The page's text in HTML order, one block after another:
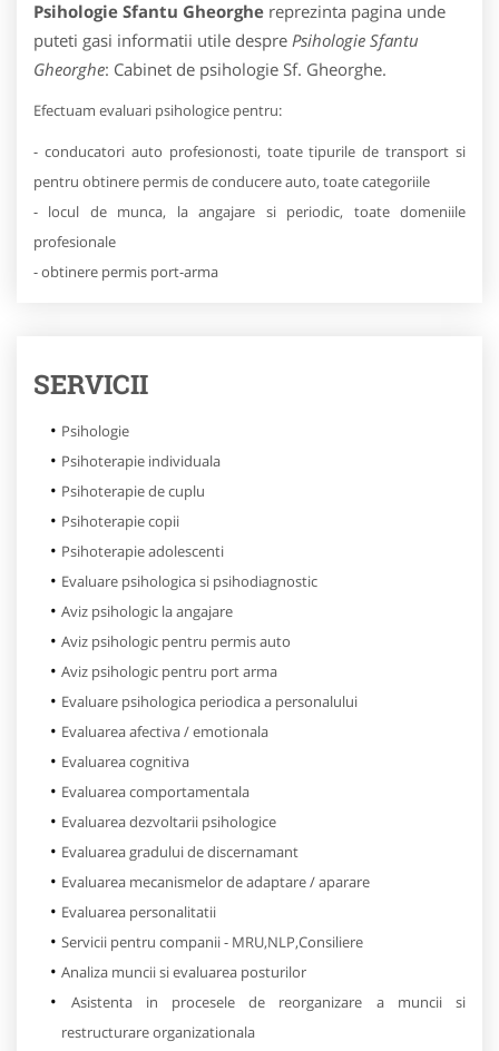
Psihologie Sfantu Gheorghe reprezinta pagina unde
puteti gasi informatii utile despre Psihologie Sfantu
Gheorghe: Cabinet de psihologie Sf. Gheorghe.
Efectuam evaluari psihologice pentru:
- conducatori auto profesionosti, toate tipurile de transport si
pentru obtinere permis de conducere auto, toate categoriile
- locul de munca, la angajare si periodic, toate domeniile
profesionale
- obtinere permis port-arma
SERVICII
Psihologie
Psihoterapie individuala
Psihoterapie de cuplu
Psihoterapie copii
Psihoterapie adolescenti
Evaluare psihologica si psihodiagnostic
Aviz psihologic la angajare
Aviz psihologic pentru permis auto
Aviz psihologic pentru port arma
Evaluare psihologica periodica a personalului
Evaluarea afectiva / emotionala
Evaluarea cognitiva
Evaluarea comportamentala
Evaluarea dezvoltarii psihologice
Evaluarea gradului de discernamant
Evaluarea mecanismelor de adaptare / aparare
Evaluarea personalitatii
Servicii pentru companii - MRU,NLP,Consiliere
Analiza muncii si evaluarea posturilor
Asistenta in procesele de reorganizare a muncii si
restructurare organizationala